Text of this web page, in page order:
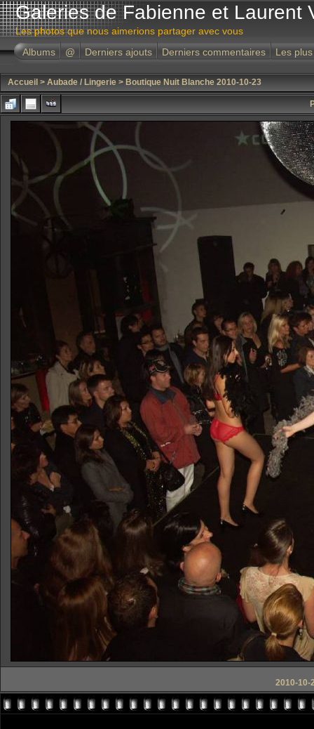
Galeries de Fabienne et Laurent
Les photos que nous aimerions partager avec vous
Albums
@ Derniers ajouts Derniers commentaires Les
Accueil > Aubade / Lingerie > Boutique Nuit Blanche 2010-10-23
2010-10-